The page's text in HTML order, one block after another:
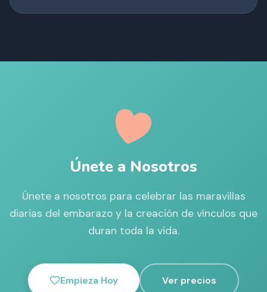
Únete a Nosotros
Únete a nosotros para celebrar las maravillas
diarias del embarazo y la creación de vínculos que
duran toda la vida.
Empieza Hoy Ver precios